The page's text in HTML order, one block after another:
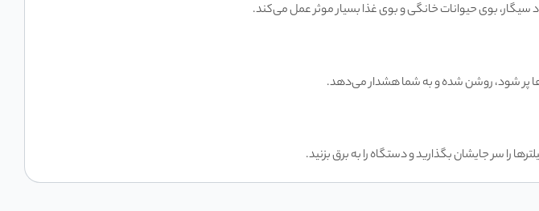
بوی حیوانات خانگی و بوی غذا بسیار موثر عمل می‌کند.
پر شود، روشن شده و به شما هشدار می‌دهد.
را سر جایشان بگذارید و دستگاه را به برق بزنید.